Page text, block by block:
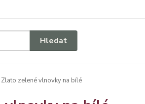
Hledat
Zlato zelené vlnovky na bílé